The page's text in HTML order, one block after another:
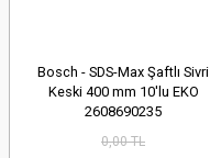
Bosch - SDS-Max Şaftlı Sivri
Keski 400 mm 10'lu EKO
2608690235
0,00 TL